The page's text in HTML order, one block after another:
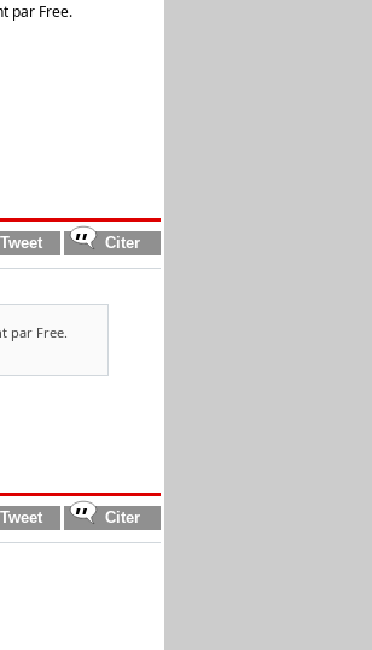
par Free.
par Free.